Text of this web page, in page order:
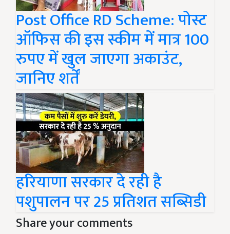
Post Office RD Scheme: पोस्ट
ऑफिस की इस स्कीम में मात्र 100
रुपए में खुल जाएगा अकाउंट,
जानिए शर्तें
हरियाणा सरकार दे रही है
पशुपालन पर 25 प्रतिशत सब्सिडी
Share your comments